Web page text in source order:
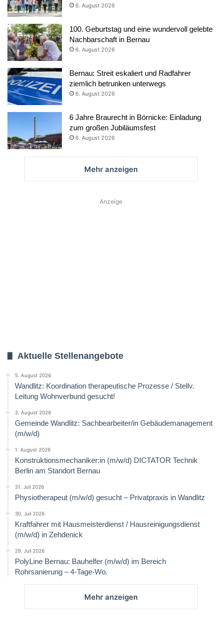
6. August 2026
100. Geburtstag und eine wundervoll gelebte
Nachbarschaft in Bernau
6. August 2026
Bernau: Streit eskaliert und Radfahrer
ziemlich betrunken unterwegs
6. August 2026
6 Jahre Braurecht in Börnicke: Einladung
zum großen Jubiläumsfest
6. August 2026
Mehr anzeigen
Anzeige
Aktuelle Stellenangebote
5. August 2026
Wandlitz: Koordination therapeutische Prozesse / Stellv.
Leitung Wohnverbund gesucht!
3. August 2026
Gemeinde Wandlitz: Sachbearbeiter/in Gebäudemanagement
(m/w/d)
1. August 2026
Konstruktionsmechaniker:in (m/w/d) DICTATOR Technik
Berlin am Standort Bernau
31. Juli 2026
Physiotherapeut (m/w/d) gesucht – Privatpraxis in Wandlitz
30. Juli 2026
Kraftfahrer mit Hausmeisterdienst / Hausreinigungsdienst
(m/w/d) in Zehdenick
29. Juli 2026
PolyLine Bernau: Bauhelfer (m/w/d) im Bereich
Rohrsanierung – 4-Tage-Wo.
Mehr anzeigen